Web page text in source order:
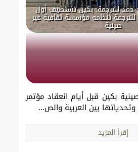
حمد للترجمة: بكين تستضيف أول
تنظمه مؤسسة ثقافية غير
صينية
بكين قبل أيام انعقاد مؤتمر
بين العربية والص...
إقرأ المزيد